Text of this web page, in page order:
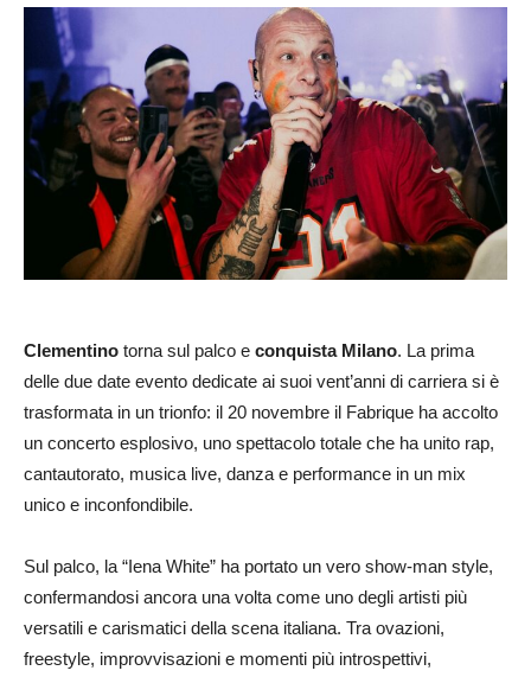
Clementino torna sul palco e conquista Milano. La prima
delle due date evento dedicate ai suoi vent’anni di carriera si è
trasformata in un trionfo: il 20 novembre il Fabrique ha accolto
un concerto esplosivo, uno spettacolo totale che ha unito rap,
cantautorato, musica live, danza e performance in un mix
unico e inconfondibile.
Sul palco, la “Iena White” ha portato un vero show-man style,
confermandosi ancora una volta come uno degli artisti più
versatili e carismatici della scena italiana. Tra ovazioni,
freestyle, improvvisazioni e momenti più introspettivi,